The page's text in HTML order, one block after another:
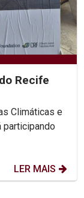
Recife
Climáticas e
participando
LER MAIS